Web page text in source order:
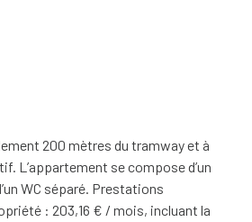
200 mètres du tramway et à
L’appartement se compose d’un
WC séparé. Prestations
: 203,16 € / mois, incluant la